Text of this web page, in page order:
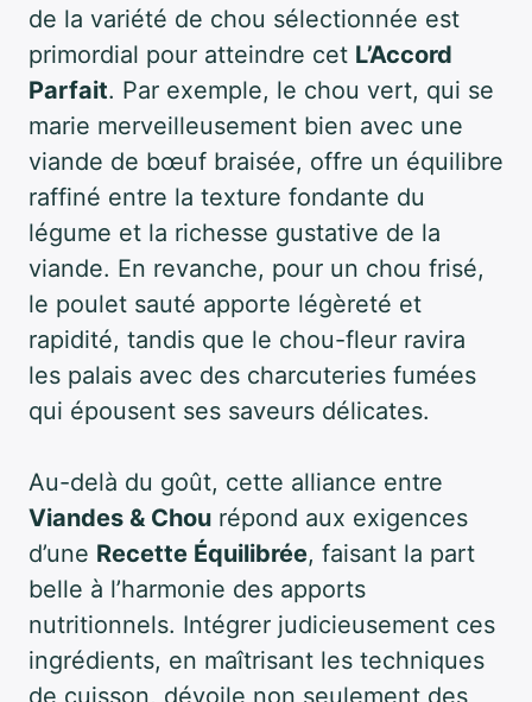
de la variété de chou sélectionnée est
primordial pour atteindre cet L’Accord
Parfait. Par exemple, le chou vert, qui se
marie merveilleusement bien avec une
viande de bœuf braisée, offre un équilibre
raffiné entre la texture fondante du
légume et la richesse gustative de la
viande. En revanche, pour un chou frisé,
le poulet sauté apporte légèreté et
rapidité, tandis que le chou-fleur ravira
les palais avec des charcuteries fumées
qui épousent ses saveurs délicates.
Au-delà du goût, cette alliance entre
Viandes & Chou répond aux exigences
d’une Recette Équilibrée, faisant la part
belle à l’harmonie des apports
nutritionnels. Intégrer judicieusement ces
ingrédients, en maîtrisant les techniques
de cuisson, dévoile non seulement des